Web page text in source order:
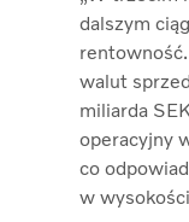
dalszym
walut
miliarda
operacyjny
co
w